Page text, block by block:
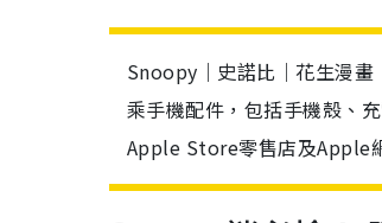
Snoopy｜史諾比｜花生漫
乘手機配件，包括手機殼、
Apple Store零售店及Apple